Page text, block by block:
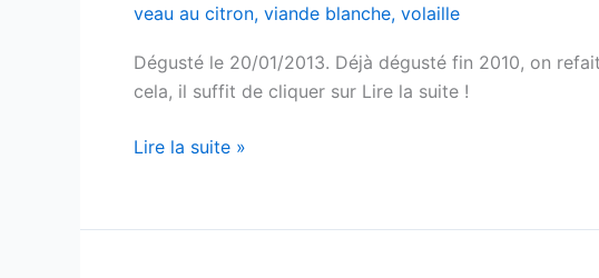
veau au citron, viande blanche, volaille
Dégusté le 20/01/2013. Déjà dégusté fin 2010, on
cela, il suffit de cliquer sur Lire la suite !
Alsace
–
Lire la suite »